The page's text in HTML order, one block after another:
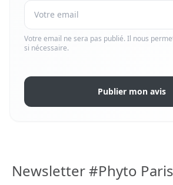
Votre email ne sera pas publié. Il nous
si nécessaire.
Publier mon avis
Newsletter #Phyto Paris